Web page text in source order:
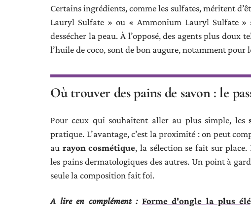
Certains ingrédients, comme les sulfates, méritent
Lauryl Sulfate » ou « Ammonium Lauryl Sulfate »
dessécher la peau. À l’opposé, des agents plus doux
l’huile de coco, sont de bon augure, notamment pour
Où trouver des pains de savon : le
Pour ceux qui souhaitent aller au plus simple, les
pratique. L’avantage, c’est la proximité : on peut
au rayon cosmétique, la sélection se fait sur
les pains dermatologiques des autres. Un point à
seule la composition fait foi.
A lire en complément : Forme d'ongle la plus